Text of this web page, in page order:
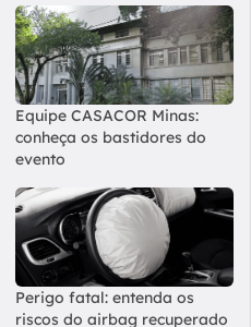
Equipe CASACOR Minas:
conheça os bastidores do
evento
Perigo fatal: entenda os
riscos do airbag recuperado